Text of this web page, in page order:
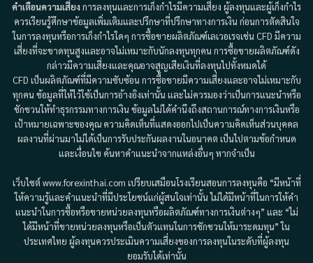
คำเตือนความเสี่ยงการลงทุนและการเก็งกำไรมีความเสี่ยง ผู้ลงทุนและผู้เก็งกำไร
ควรเรียนรู้ศึกษาข้อมูลเพิ่มเติมและปรึกษาที่ปรึกษาทางการเงิน ก่อนการตัดสินใจ
ในการลงทุนหรือการเก็งกำไรใดๆ การซื้อขายผลิตภัณฑ์เลเวอเรจเช่น CFD มีความ
เสี่ยงที่จะขาดทุนสูงและอาจไม่เหมาะกับนักลงทุนทุกคน การซื้อขายผลิตภัณฑ์ดัง
กล่าวมีความเสี่ยงและคุณอาจสูญเสียเงินที่ลงทุนไปทั้งหมดได้
CFD เป็นผลิตภัณฑ์ที่มีความซับซ้อน การซื้อขายมีความเสี่ยงและอาจไม่เหมาะกับ
ทุกคน ข้อมูลที่ให้ไว้ใช้เป็นการอ้างอิงเท่านั้น และไม่ควรมองว่าเป็นการแนะนำหรือ
ชักชวนให้ทำธุรกรรมทางการเงิน ข้อมูลไม่ได้คำนึงถึงสถานการณ์ทางการเงินหรือ
เป้าหมายเฉพาะของคุณ ความคิดเห็นที่แสดงออกไปเป็นความคิดเห็นส่วนบุคคล
ผลงานที่ผ่านมาไม่ได้เป็นการรับประกันผลงานในอนาคต เป็นไปตามข้อกำหนด
และเงื่อนไข ค้นหาคำแนะนำจากแหล่งอื่นๆ หากจำเป็น
เว็บไซต์ www.forexinthai.com เปรียบเสมือนโรงเรียนสอนการลงทุนคือ “มีหน้าที่
ให้ความรู้และคำแนะนำที่มีประโยชน์แก่ผู้สนใจเท่านั้น ไม่ได้มีหน้าที่ในการให้คำ
แนะนำในการซื้อหรือขายหน่วยลงทุนหรือผลิตภัณฑ์ทางการเงินต่างๆ” และ “ไม่
ได้มีหน้าที่ขายหน่วยลงทุนหรือเป็นตัวแทนในการชักชวนให้มาระดมทุน” ใน
ประเทศไทย ผู้ลงทุนควรประเมินความเสี่ยงของการลงทุนในระดับที่ผู้ลงทุน
ยอมรับได้เท่านั้น